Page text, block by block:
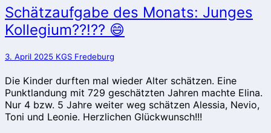
Schätzaufgabe
des
Monats:
Kollegium??!??
Schätzaufgabe des Monats: Junges
Kollegium??!?? 😄
3. April 2025 KGS Fredeburg
Die Kinder durften mal wieder Alter schätzen. Eine
Punktlandung mit 729 geschätzten Jahren machte Elina.
Nur 4 bzw. 5 Jahre weiter weg schätzen Alessia, Nevio,
Toni und Leonie. Herzlichen Glückwunsch!!!